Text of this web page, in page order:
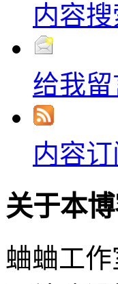
内容搜
给我
内容订
关于本
蛐蛐工